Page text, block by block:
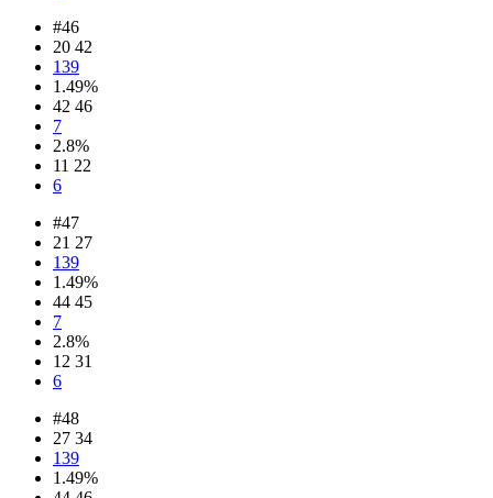
#46
20 42
139
1.49%
42 46
7
2.8%
11 22
6
#47
21 27
139
1.49%
44 45
7
2.8%
12 31
6
#48
27 34
139
1.49%